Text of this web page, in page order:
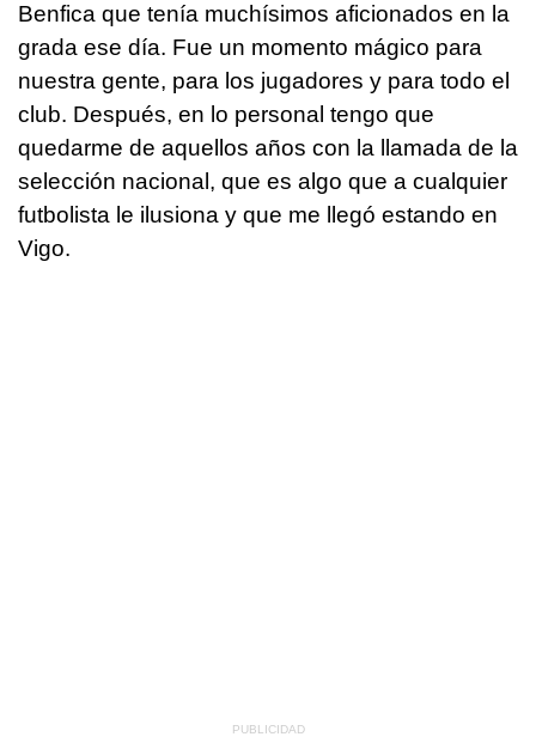
Benfica que tenía muchísimos aficionados en la
grada ese día. Fue un momento mágico para
nuestra gente, para los jugadores y para todo el
club. Después, en lo personal tengo que
quedarme de aquellos años con la llamada de la
selección nacional, que es algo que a cualquier
futbolista le ilusiona y que me llegó estando en
Vigo.